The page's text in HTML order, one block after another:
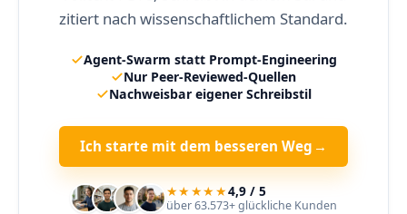
zitiert nach wissenschaftlichem Standard.
Agent-Swarm statt Prompt-Engineering
Nur Peer-Reviewed-Quellen
Nachweisbar eigener Schreibstil
Ich starte mit dem besseren Weg →
★★★★★4,9 / 5
über 63.573+ glückliche Kunden